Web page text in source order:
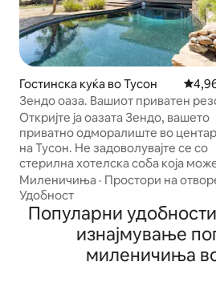
Гостинска куќа во Тусон
Зендо оаза. Вашиот приватен
во Тусон.
Откријте ја оазата Зендо, вашето
приватно одморалиште во
на Тусон. Не задоволувајте се со
стерилна хотелска соба која
чини стотици долари повеќе.
нуди атмосфера на прибежиште
ќе ве воодушеви. Вежбајте во
комплетна сала за вежбање и
уживајте во сауна со топли
Потоа, скокнете во базенот! Пијте
Миленичиња · Простори на
Удобност
Популарни
изнајмување
миленичиња